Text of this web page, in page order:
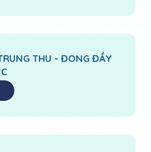
THU - ĐONG ĐẦY